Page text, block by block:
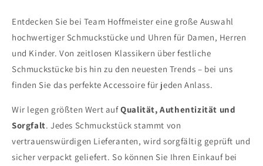
Entdecken Sie bei Team Hoffmeister eine große Auswahl
hochwertiger Schmuckstücke und Uhren für Damen, Herren
und Kinder. Von zeitlosen Klassikern über festliche
Schmuckstücke bis hin zu den neuesten Trends – bei uns
finden Sie das perfekte Accessoire für jeden Anlass.
Wir legen größten Wert aufQualität, Authentizität und
Sorgfalt. Jedes Schmuckstück stammt von
vertrauenswürdigen Lieferanten, wird sorgfältig geprüft und
sicher verpackt geliefert. So können Sie Ihren Einkauf bei